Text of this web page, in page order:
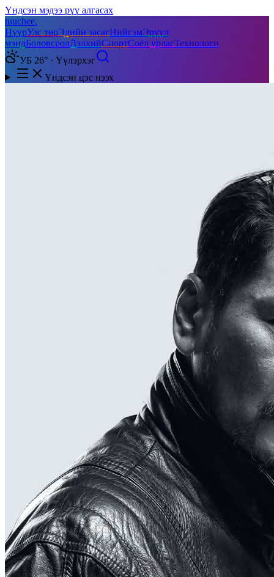
Үндсэн мэдээ рүү алгасах
tuuchee.
НүүрУлс төрЭдийн засагНийгэмЭрүүл
мэндБоловсролДэлхийСпортСоёл урлагТехнологи
УБ 26° · Үүлэрхэг
Үндсэн цэс нээх